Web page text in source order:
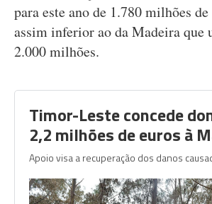
para este ano de 1.780 milhões
assim inferior ao da Madeira que
2.000 milhões.
Timor-Leste concede
2,2 milhões de euros à
Apoio visa a recuperação dos danos